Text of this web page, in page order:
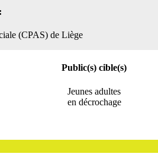
(CPAS) de Liège
Public(s) cible(s)
Jeunes adultes
en décrochage